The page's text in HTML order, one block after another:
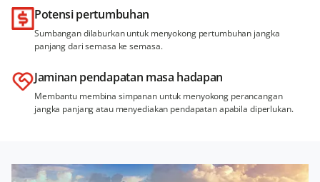
Potensi pertumbuhan
Sumbangan dilaburkan untuk menyokong pertumbuhan jangka
panjang dari semasa ke semasa.
Jaminan pendapatan masa hadapan
Membantu membina simpanan untuk menyokong perancangan
jangka panjang atau menyediakan pendapatan apabila diperlukan.